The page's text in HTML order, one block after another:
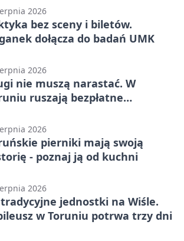
2026
bez sceny i biletów.
dołącza do badań UMK
2026
nie muszą narastać. W
ruszają bezpłatne
2026
pierniki mają swoją
- poznaj ją od kuchni
2026
jednostki na Wiśle.
w Toruniu potrwa trzy dni